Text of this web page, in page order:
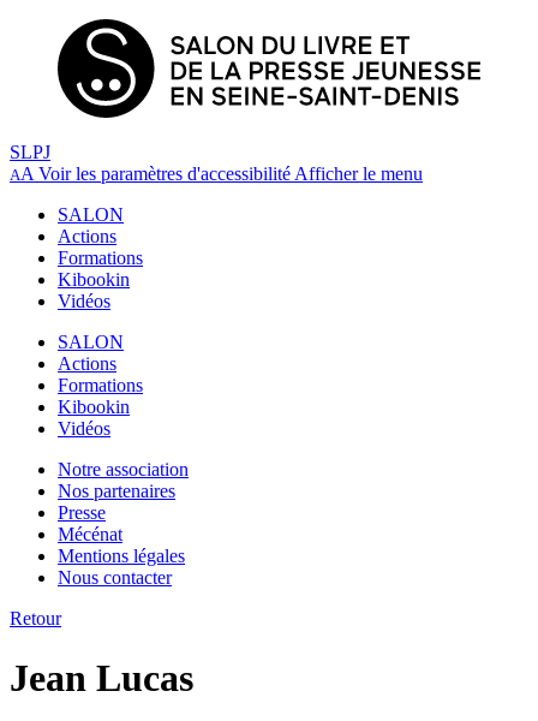
SLPJ
AA Voir les paramètres d'accessibilité Afficher le menu
SALON
Actions
Formations
Kibookin
Vidéos
SALON
Actions
Formations
Kibookin
Vidéos
Notre association
Nos partenaires
Presse
Mécénat
Mentions légales
Nous contacter
Retour
Jean Lucas